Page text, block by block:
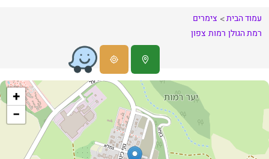
עמוד הבית
צימרים
רמת הגולן רמות צפון
+
−